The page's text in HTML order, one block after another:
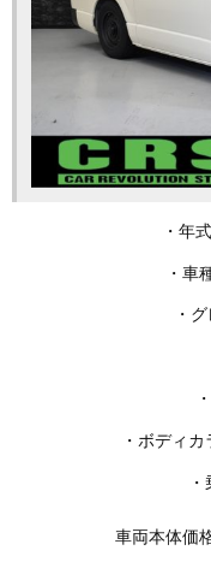
・年
・車
・
・ボディ
車両本体価